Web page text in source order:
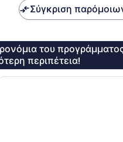
Σύγκριση
του
περιπέτεια!